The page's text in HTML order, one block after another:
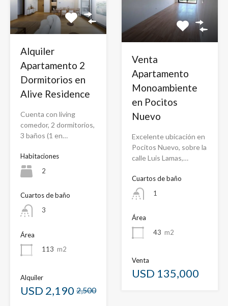
Alquiler
Apartamento 2
Dormitorios en
Alive Residence
Cuenta con living
comedor, 2 dormitorios,
3 baños (1 en…
Habitaciones
2
Cuartos de baño
3
Área
113 m2
Alquiler
USD 2,190 2,500
Venta
Apartamento
Monoambiente
en Pocitos
Nuevo
Excelente ubicación en
Pocitos Nuevo, sobre la
calle Luis Lamas,…
Cuartos de baño
1
Área
43 m2
Venta
USD 135,000